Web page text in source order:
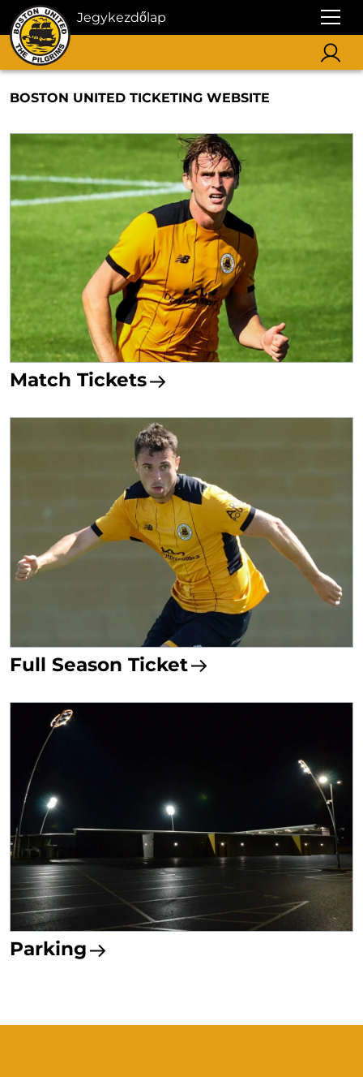
Jegykezdőlap
BOSTON UNITED TICKETING WEBSITE
Match Tickets
Full Season Ticket
Parking